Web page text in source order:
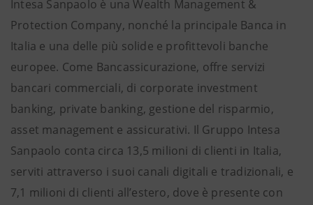
Intesa Sanpaolo è una Wealth Management &
Protection Company, nonché la principale Banca in
Italia e una delle più solide e profittevoli banche
europee. Come Bancassicurazione, offre servizi
bancari commerciali, di corporate investment
banking, private banking, gestione del risparmio,
asset management e assicurativi. Il Gruppo Intesa
Sanpaolo conta circa 13,5 milioni di clienti in Italia,
serviti attraverso i suoi canali digitali e tradizionali, e
7,1 milioni di clienti all’estero, dove è presente con